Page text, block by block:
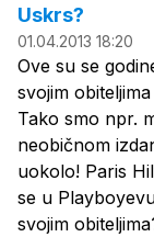
Uskrs?
01.04.2013 18:20
Ove su se
svojim
Tako smo npr.
neobičnom
uokolo! Paris
se u
svojim